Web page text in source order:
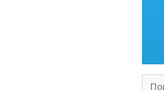
Поиск